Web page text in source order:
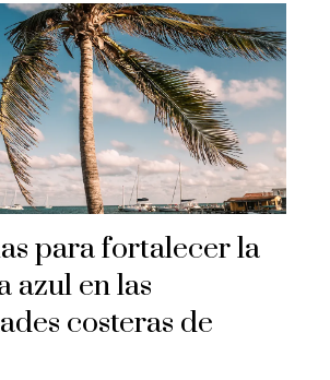
para fortalecer la
azul en las
costeras de